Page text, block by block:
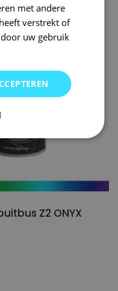
Z2 ONYX
met andere
verstrekt of
uw gebruik